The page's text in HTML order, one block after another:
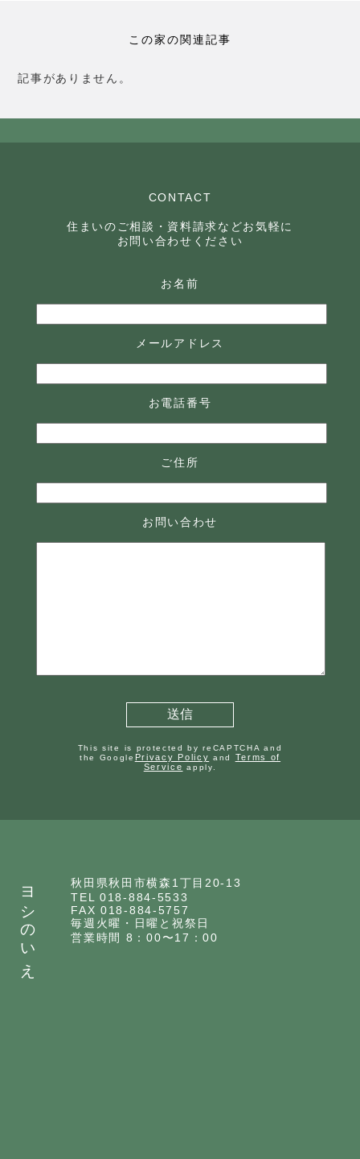
この家の関連記事
記事がありません。
CONTACT
住まいのご相談・資料請求などお気軽に
お問い合わせください
お名前
メールアドレス
お電話番号
ご住所
お問い合わせ
This site is protected by reCAPTCHA and
the Google Privacy Policy and Terms of
Service apply.
ヨシのいえ
秋田県秋田市横森1丁目20-13
TEL 018-884-5533
FAX 018-884-5757
毎週火曜・日曜と祝祭日
営業時間 8：00〜17：00